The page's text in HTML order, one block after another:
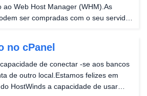
ao Web Host Manager (WHM).As
ser compradas com o seu servidor
no cPanel
de conectar -se aos bancos
de outro local.Estamos felizes em
HostWinds a capacidade de usar